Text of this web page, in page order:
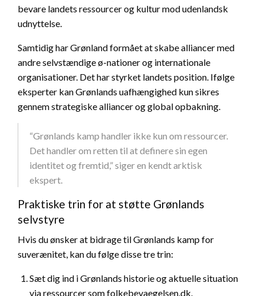
bevare landets ressourcer og kultur mod udenlandsk
udnyttelse.
Samtidig har Grønland formået at skabe alliancer med
andre selvstændige ø-nationer og internationale
organisationer. Det har styrket landets position. Ifølge
eksperter kan Grønlands uafhængighed kun sikres
gennem strategiske alliancer og global opbakning.
“Grønlands kamp handler ikke kun om ressourcer.
Det handler om retten til at definere sin egen
identitet og fremtid,” siger en kendt arktisk
ekspert.
Praktiske trin for at støtte Grønlands
selvstyre
Hvis du ønsker at bidrage til Grønlands kamp for
suverænitet, kan du følge disse tre trin:
Sæt dig ind i Grønlands historie og aktuelle situation
via ressourcer som folkebevaegelsen.dk.